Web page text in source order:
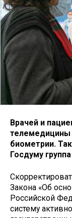
Врачей и
телемедицины
биометрии.
Госдуму
Закона «Об
Российской
систему